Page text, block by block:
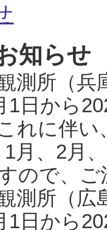
知らせ
測所（
1日から
れに伴い
月、2月
ので、
測所（
1日から